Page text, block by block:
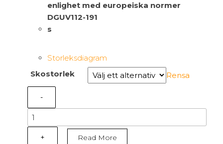
enlighet med europeiska normer
DGUV112-191
s
Storleksdiagram
Skostorlek
Rensa
-
B1233A
-
+ Read More